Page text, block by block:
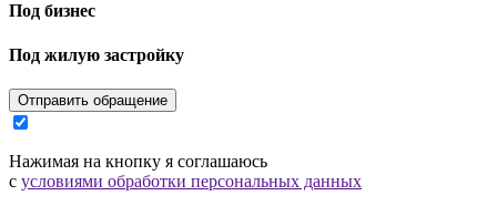
Под бизнес
Под жилую застройку
Отправить обращение
Нажимая на кнопку я соглашаюсь
с условиями обработки персональных данных